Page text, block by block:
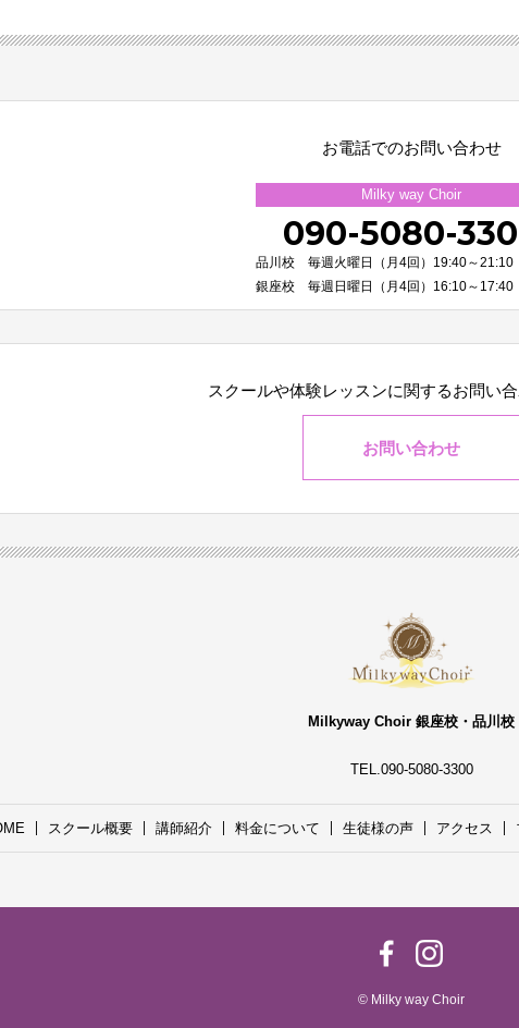
お電話でのお問い合わせ
Milky way Choir
090-5080-
品川校 毎週火曜日（月4回）19:40～21:10
銀座校 毎週日曜日（月4回）16:10～17:40
スクールや体験レッスンに関するお問い
お問い合わせ
Milkyway Choir 銀座校・品川校
TEL.090-5080-3300
スクール概要 講師紹介 料金について 生徒様の声 アクセス
© Milky way Choir